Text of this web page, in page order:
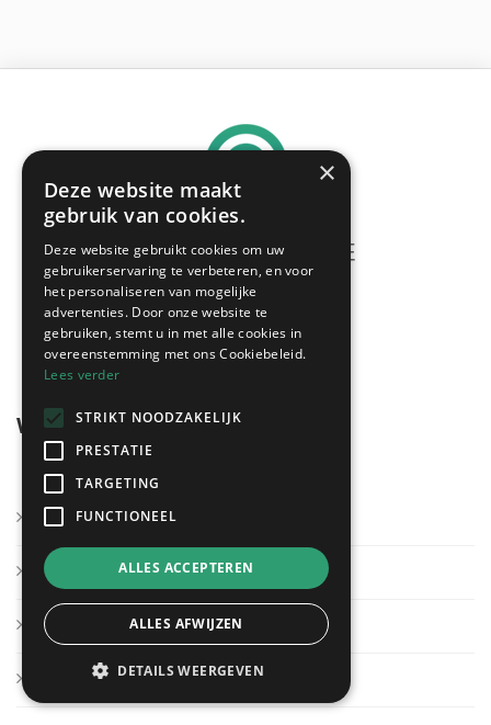
Meerdere offertes
gratis & vrijblijvend!
Wegwijzer
Kies mijn regio
Andere sectoren
Klantendienst
Over ons
×
Deze website maakt
gebruik van cookies.
Deze website gebruikt cookies om uw
gebruikerservaring te verbeteren, en voor
het personaliseren van mogelijke
advertenties. Door onze website te
gebruiken, stemt u in met alle cookies in
overeenstemming met ons Cookiebeleid.
Lees verder
STRIKT NOODZAKELIJK
PRESTATIE
TARGETING
FUNCTIONEEL
ALLES ACCEPTEREN
ALLES AFWIJZEN
DETAILS WEERGEVEN